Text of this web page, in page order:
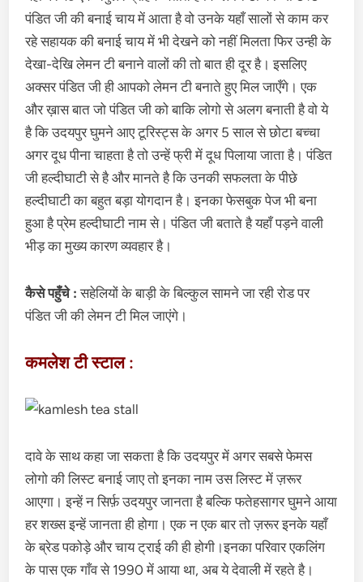
पंडित जी की बनाई चाय में आता है वो उनके यहाँ सालों से काम कर
रहे सहायक की बनाई चाय में भी देखने को नहीं मिलता फिर उन्ही के
देखा-देखि लेमन टी बनाने वालों की तो बात ही दूर है। इसलिए
अक्सर पंडित जी ही आपको लेमन टी बनाते हुए मिल जाएँगे। एक
और ख़ास बात जो पंडित जी को बाकि लोगो से अलग बनाती है वो ये
है कि उदयपुर घुमने आए टूरिस्ट्स के अगर 5 साल से छोटा बच्चा
अगर दूध पीना चाहता है तो उन्हें फ्री में दूध पिलाया जाता है। पंडित
जी हल्दीघाटी से है और मानते है कि उनकी सफलता के पीछे
हल्दीघाटी का बहुत बड़ा योगदान है। इनका फेसबुक पेज भी बना
हुआ है प्रेम हल्दीघाटी नाम से। पंडित जी बताते है यहाँ पड़ने वाली
भीड़ का मुख्य कारण व्यवहार है।
कैसे पहुँचे : सहेलियों के बाड़ी के बिल्कुल सामने जा रही रोड पर
पंडित जी की लेमन टी मिल जाएंगे।
कमलेश टी स्टाल :
दावे के साथ कहा जा सकता है कि उदयपुर में अगर सबसे फेमस
लोगो की लिस्ट बनाई जाए तो इनका नाम उस लिस्ट में ज़रूर
आएगा। इन्हें न सिर्फ़ उदयपुर जानता है बल्कि फतेहसागर घुमने आया
हर शख्स इन्हें जानता ही होगा। एक न एक बार तो ज़रूर इनके यहाँ
के ब्रेड पकोड़े और चाय ट्राई की ही होगी।इनका परिवार एकलिंग
के पास एक गाँव से 1990 में आया था, अब ये देवाली में रहते है।